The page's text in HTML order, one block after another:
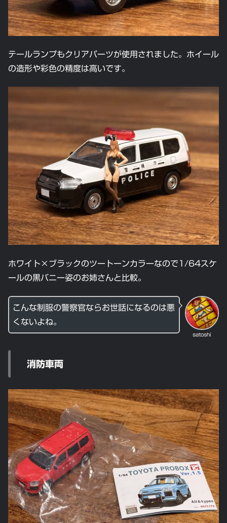
テールランプもクリアパーツが使用されました。ホイール
の造形や彩色の精度は高いです。
ホワイト×ブラックのツートーンカラーなので1/64スケ
ールの黒バニー姿のお姉さんと比較。
satoshi
こんな制服の警察官ならお世話になるのは悪
くないよね。
消防車両